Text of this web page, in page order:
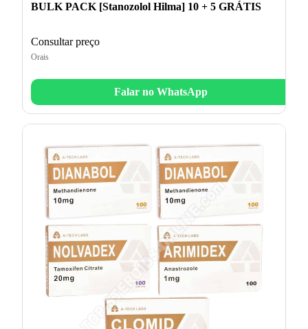
BULK PACK [Stanozolol Hilma] 10 + 5 GRÁTIS
Consultar preço
Orais
Falar no WhatsApp